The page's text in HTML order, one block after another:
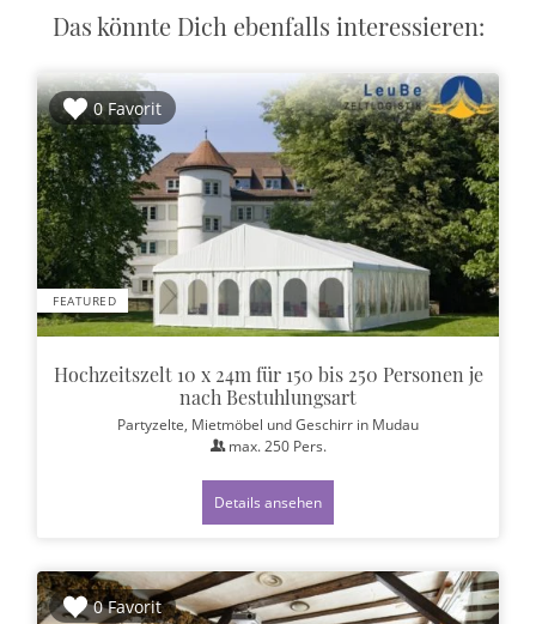
Das könnte Dich ebenfalls interessieren:
0 Favorit
FEATURED
Hochzeitszelt 10 x 24m für 150 bis 250 Personen je
nach Bestuhlungsart
Partyzelte, Mietmöbel und Geschirr in Mudau
max. 250Pers.
Details ansehen
0 Favorit